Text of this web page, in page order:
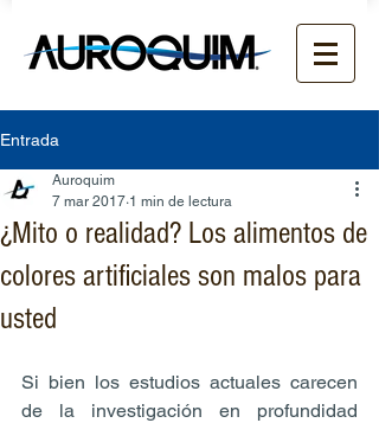
Entrada
¿Mito o realidad? Los alimentos de
colores artificiales son malos para
usted
Auroquim
7 mar 2017 1 min de lectura
Si bien los estudios actuales carecen
de la investigación en profundidad